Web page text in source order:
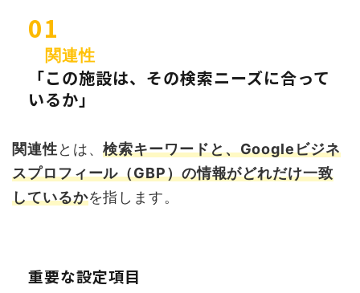
01
関連性
「この施設は、その検索ニーズに合って
いるか」
関連性とは、検索キーワードと、Googleビジネ
スプロフィール（GBP）の情報がどれだけ一致
しているかを指します。
重要な設定項目